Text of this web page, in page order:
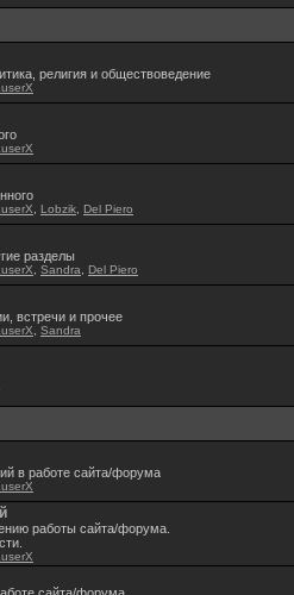
религия и обществоведение
Lobzik Del Piero
разделы
Sandra Del Piero
встречи и прочее
Sandra
в работе сайта/форума
работы сайта/форума.